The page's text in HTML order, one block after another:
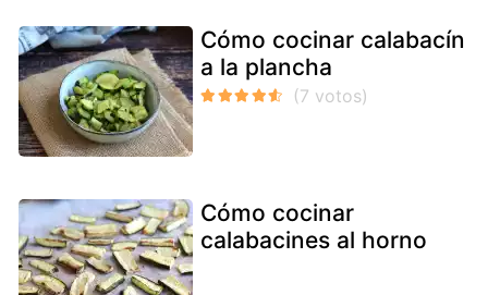
Cómo cocinar calabacín
a la plancha
Cómo cocinar
calabacines al horno